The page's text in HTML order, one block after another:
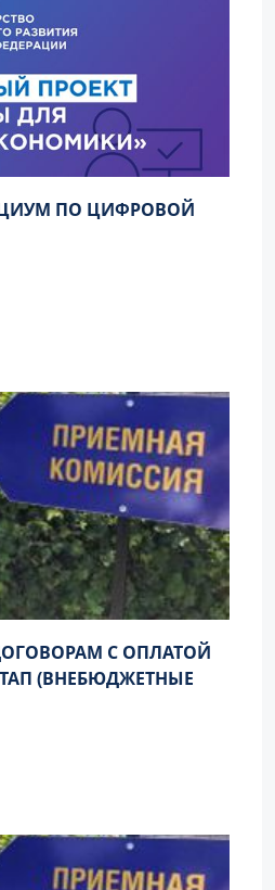
ПО ЦИФРОВОЙ
С ОПЛАТОЙ